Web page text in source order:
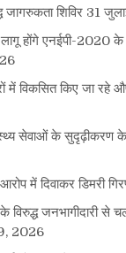
जागरुकता शिविर 31
होंगे एनईपी-2020 के
में विकसित किए जा रहे
सेवाओं के सुदृढ़ीकरण के
में दिवाकर डिमरी
जनभागीदारी से
2026